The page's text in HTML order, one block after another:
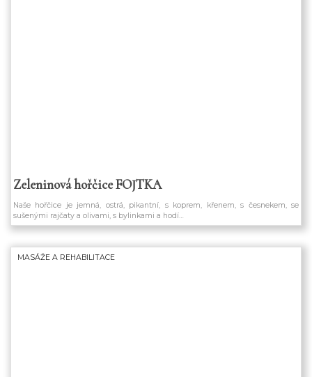
Zeleninová hořčice FOJTKA
Naše hořčice je jemná, ostrá, pikantní, s koprem, křenem, s česnekem, se
sušenými rajčaty a olivami, s bylinkami a hodí…
MASÁŽE A REHABILITACE